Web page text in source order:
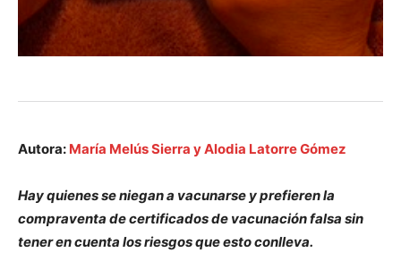
Autora: María Melús Sierra yAlodia Latorre Gómez
Hay quienes se niegan a vacunarse y prefieren la
compraventa de certificados de vacunación falsa sin
tener en cuenta los riesgos que esto conlleva.